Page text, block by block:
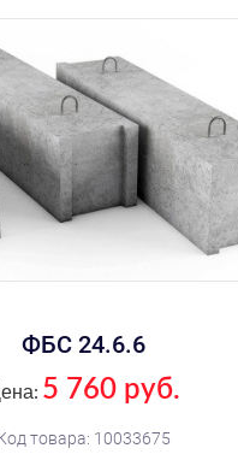
ФБС 24.6.6
товара: 10033675
5 760 руб.